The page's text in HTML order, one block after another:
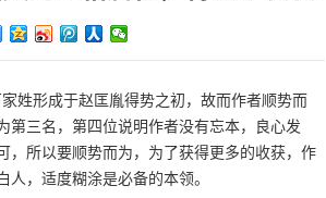
姓形成于赵匡胤得势之初，故而作者顺势而
第三名，第四位说明作者没有忘本，良心发
，所以要顺势而为，为了获得更多的收获，作
，适度糊涂是必备的本领。